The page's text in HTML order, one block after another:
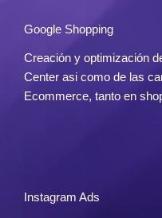
Google Shopping
Creación y optimización
Center asi como de las
Ecommerce, tanto en
Instagram Ads